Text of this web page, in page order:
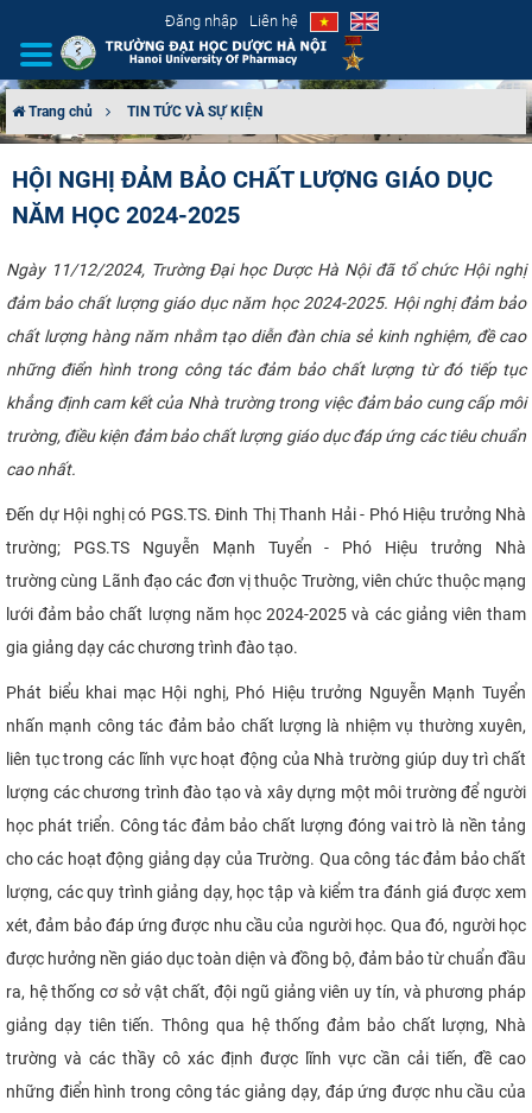
Đăng nhập Liên hệ
CƠ CẤU TỔ CHỨC
TUYỂN SINH
ĐÀO TẠO
ĐẢM BẢO CHẤT LƯỢNG
KHOA HỌC CÔNG NGHỆ
HTQT
CỰU NGƯỜI HỌC
Trang chủ TIN TỨC VÀ SỰ KIỆN
HỘI NGHỊ ĐẢM BẢO CHẤT LƯỢNG GIÁO DỤC
NĂM HỌC 2024-2025
Ngày 11/12/2024, Trường Đại học Dược Hà Nội đã tổ chức Hội nghị
đảm bảo chất lượng giáo dục năm học 2024-2025. Hội nghị đảm bảo
chất lượng hàng năm nhằm tạo diễn đàn chia sẻ kinh nghiệm, đề cao
những điển hình trong công tác đảm bảo chất lượng từ đó tiếp tục
khẳng định cam kết của Nhà trường trong việc đảm bảo cung cấp môi
trường, điều kiện đảm bảo chất lượng giáo dục đáp ứng các tiêu chuẩn
cao nhất.
Đến dự Hội nghị có PGS.TS. Đinh Thị Thanh Hải - Phó Hiệu trưởng Nhà
trường; PGS.TS Nguyễn Mạnh Tuyển - Phó Hiệu trưởng Nhà
trường cùng Lãnh đạo các đơn vị thuộc Trường, viên chức thuộc mạng
lưới đảm bảo chất lượng năm học 2024-2025 và các giảng viên tham
gia giảng dạy các chương trình đào tạo.
Phát biểu khai mạc Hội nghị, Phó Hiệu trưởng Nguyễn Mạnh Tuyển
nhấn mạnh công tác đảm bảo chất lượng là nhiệm vụ thường xuyên,
liên tục trong các lĩnh vực hoạt động của Nhà trường giúp duy trì chất
lượng các chương trình đào tạo và xây dựng một môi trường để người
học phát triển. Công tác đảm bảo chất lượng đóng vai trò là nền tảng
cho các hoạt động giảng dạy của Trường. Qua công tác đảm bảo chất
lượng, các quy trình giảng dạy, học tập và kiểm tra đánh giá được xem
xét, đảm bảo đáp ứng được nhu cầu của người học. Qua đó, người học
được hưởng nền giáo dục toàn diện và đồng bộ, đảm bảo từ chuẩn đầu
ra, hệ thống cơ sở vật chất, đội ngũ giảng viên uy tín, và phương pháp
giảng dạy tiên tiến. Thông qua hệ thống đảm bảo chất lượng, Nhà
trường và các thầy cô xác định được lĩnh vực cần cải tiến, đề cao
những điển hình trong công tác giảng dạy, đáp ứng được nhu cầu của